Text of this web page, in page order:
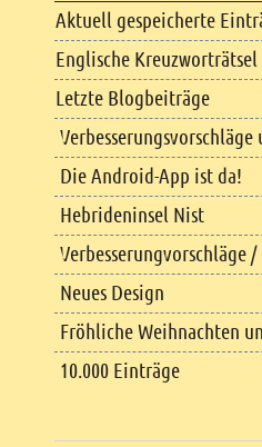
Aktuell gespeicherte
Englische
Letzte Blogbeiträge
Die Android-App ist da!
Hebrideninsel Nist
Verbesserungvorschläge
Neues Design
Fröhliche Weihnachten
10.000 Einträge